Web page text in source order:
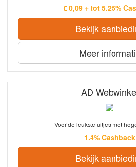
€ 0,09 + tot 5.25%
Bekijk
Meer
AD
Voor de leukste uitjes met
1.4% Cashback
Bekijk